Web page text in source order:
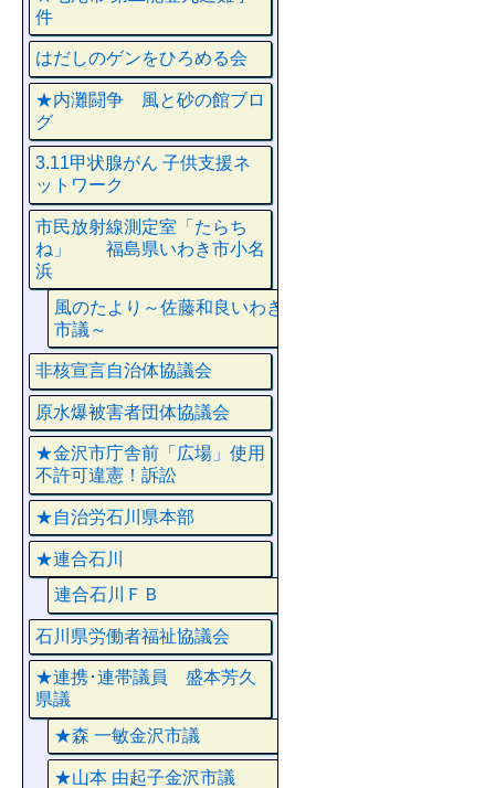
件
はだしのゲンをひろめる会
★内灘闘争 風と砂の館ブロ
グ
3.11甲状腺がん 子供支援ネ
ットワーク
市民放射線測定室「たらち
ね」 福島県いわき市小名
浜
風のたより～佐藤和良いわき
市議～
非核宣言自治体協議会
原水爆被害者団体協議会
★金沢市庁舎前「広場」使用
不許可違憲！訴訟
★自治労石川県本部
★連合石川
連合石川ＦＢ
石川県労働者福祉協議会
★連携･連帯議員 盛本芳久
県議
★森 一敏金沢市議
★山本 由起子金沢市議